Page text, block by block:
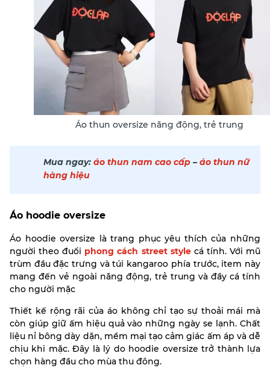
Áo thun oversize năng động, trẻ trung
Mua ngay: áo thun nam cao cấp – áo thun nữ
hàng hiệu
Áo hoodie oversize
Áo hoodie oversize là trang phục yêu thích của những
người theo đuổi phong cách street stylecá tính. Với mũ
trùm đầu đặc trưng và túi kangaroo phía trước, item này
mang đến vẻ ngoài năng động, trẻ trung và đầy cá tính
cho người mặc
Thiết kế rộng rãi của áo không chỉ tạo sự thoải mái mà
còn giúp giữ ấm hiệu quả vào những ngày se lạnh. Chất
liệu nỉ bông dày dặn, mềm mại tạo cảm giác ấm áp và dễ
chịu khi mặc. Đây là lý do hoodie oversize trở thành lựa
chọn hàng đầu cho mùa thu đông.